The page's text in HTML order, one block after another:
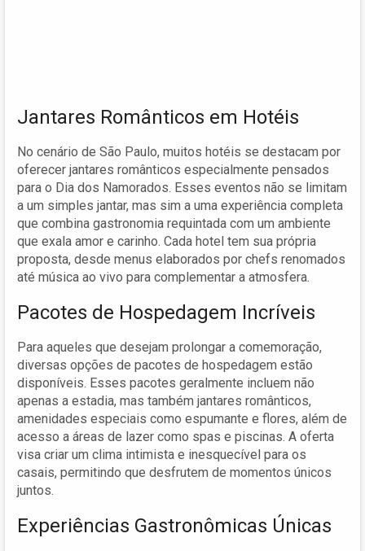
Jantares Românticos em Hotéis
No cenário de São Paulo, muitos hotéis se destacam por
oferecer jantares românticos especialmente pensados
para o Dia dos Namorados. Esses eventos não se limitam
a um simples jantar, mas sim a uma experiência completa
que combina gastronomia requintada com um ambiente
que exala amor e carinho. Cada hotel tem sua própria
proposta, desde menus elaborados por chefs renomados
até música ao vivo para complementar a atmosfera.
Pacotes de Hospedagem Incríveis
Para aqueles que desejam prolongar a comemoração,
diversas opções de pacotes de hospedagem estão
disponíveis. Esses pacotes geralmente incluem não
apenas a estadia, mas também jantares românticos,
amenidades especiais como espumante e flores, além de
acesso a áreas de lazer como spas e piscinas. A oferta
visa criar um clima intimista e inesquecível para os
casais, permitindo que desfrutem de momentos únicos
juntos.
Experiências Gastronômicas Únicas